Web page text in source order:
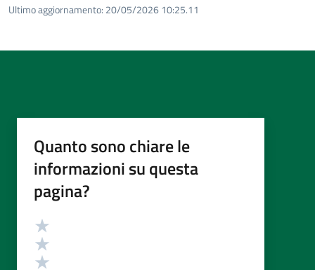
Ultimo aggiornamento: 20/05/2026 10:25.11
Quanto sono chiare le
informazioni su questa
pagina?
Valutazione